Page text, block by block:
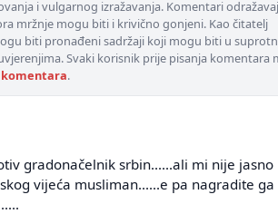
i vulgarnog izražavanja. Komentari
mržnje mogu biti i krivično gonjeni. Kao čitatelj
biti pronađeni sadržaji koji mogu biti u
Svaki korisnik prije pisanja komentara
.
gradonačelnik srbin......ali mi nije jasno
vijeća musliman......e pa nagradite ga